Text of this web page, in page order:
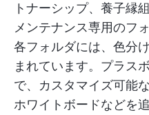
トナーシップ、養子縁
メンテナンス専用のフ
各フォルダには、色分
まれています。プラス
で、カスタマイズ可能
ホワイトボードなどを